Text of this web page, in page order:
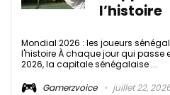
l’histoire
Mondial 2026 : les joueurs
l'histoire À chaque jour qui passe
2026, la capitale sénégalaise ...
Gamerzvoice
juillet 22,